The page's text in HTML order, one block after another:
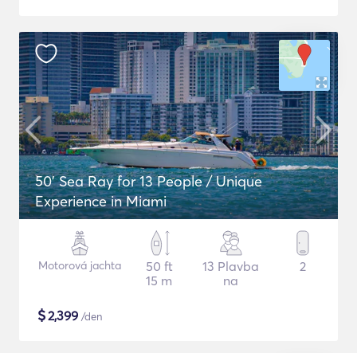
50' Sea Ray for 13 People / Unique
Experience in Miami
Motorová jachta
50 ft
15 m
13 Plavba
na
2
$2,399 /den